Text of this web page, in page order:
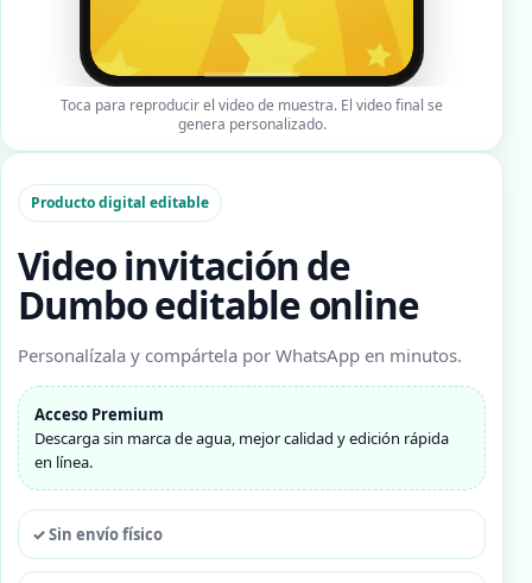
Toca para reproducir el video de muestra. El video final se
genera personalizado.
Producto digital editable
Video invitación de
Dumbo editable online
Personalízala y compártela por WhatsApp en minutos.
Acceso Premium
Descarga sin marca de agua, mejor calidad y edición rápida
en línea.
✓ Sin envío físico